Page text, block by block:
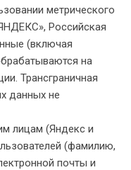
метрического
Российская
(включая
на
Трансграничная
данных не
лицам (Яндекс и
(фамилию,
почты и